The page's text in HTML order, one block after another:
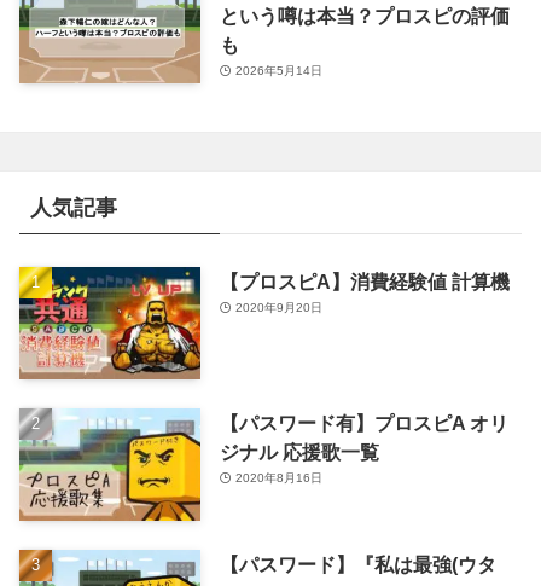
という噂は本当？プロスピの評価
も
2026年5月14日
人気記事
【プロスピA】消費経験値 計算機
2020年9月20日
【パスワード有】プロスピA オリ
ジナル 応援歌一覧
2020年8月16日
【パスワード】『私は最強(ウタ